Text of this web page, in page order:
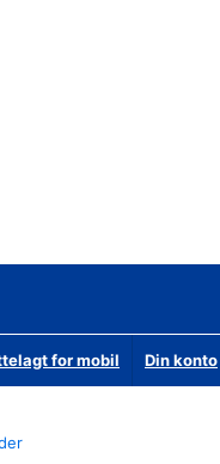
for mobil Din konto